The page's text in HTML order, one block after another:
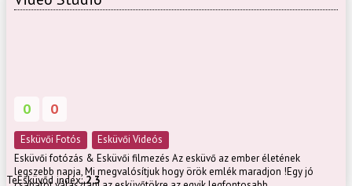
0 0
Esküvői Fotós
Esküvői Videós
Esküvői fotózás & Esküvői filmezés Az esküvő az ember életének
legszebb napja, Mi megvalósítjuk hogy örök emlék maradjon !Egy jó
TeEsküvőd index:2.3